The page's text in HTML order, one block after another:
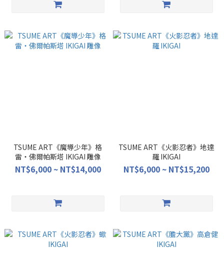
TSUME ART《魔導少年》格
雷・佛爾帕斯塔 IKIGAI 雕像
NT$6,000 ~ NT$14,000
TSUME ART《火影忍者》地達
羅 IKIGAI
NT$6,000 ~ NT$15,200